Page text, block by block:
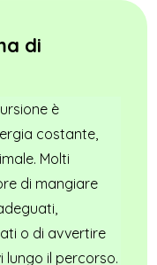
di
è
costante,
Molti
di mangiare
o di avvertire
lungo il percorso.